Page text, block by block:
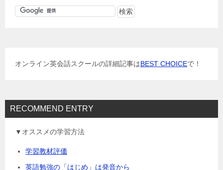
オンライン英会話スクールの詳細記事はBEST CHOICEで！
RECOMMEND ENTRY
▼オススメの学習方法
学習教材評価
英語勉強の「はじめ」は発音から